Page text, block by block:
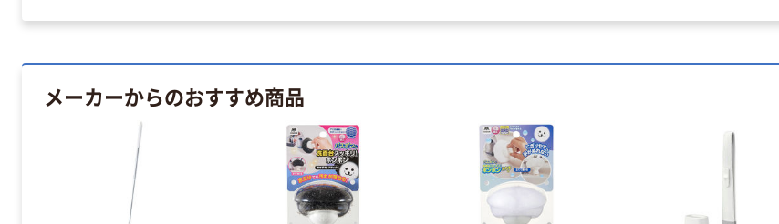
メーカーからのおすすめ商品